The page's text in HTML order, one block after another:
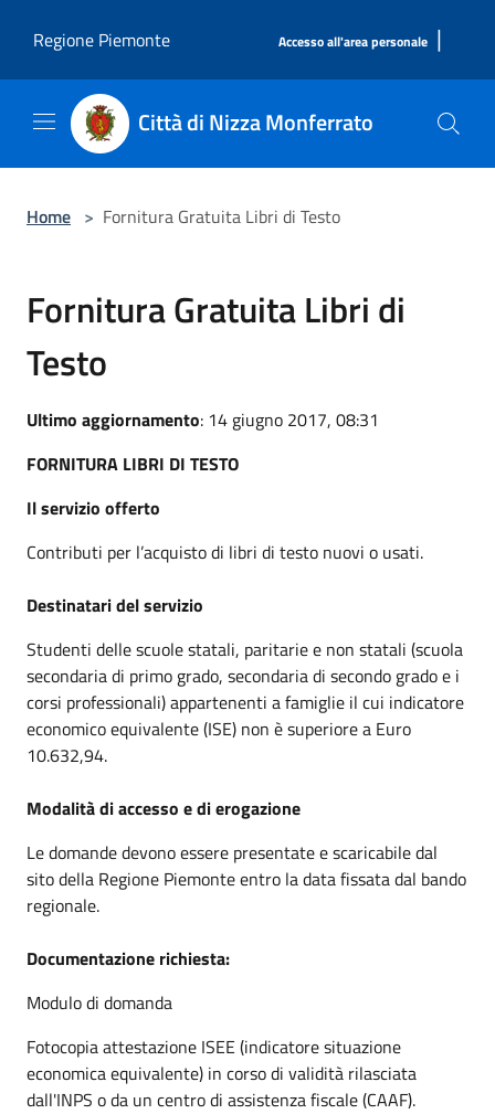
Regione Piemonte
Accesso all'area personale |
Città di Nizza Monferrato
Home > Fornitura Gratuita Libri di Testo
Fornitura Gratuita Libri di
Testo
Ultimo aggiornamento: 14 giugno 2017, 08:31
FORNITURA LIBRI DI TESTO
Il servizio offerto
Contributi per l’acquisto di libri di testo nuovi o usati.
Destinatari del servizio
Studenti delle scuole statali, paritarie e non statali (scuola
secondaria di primo grado, secondaria di secondo grado e i
corsi professionali) appartenenti a famiglie il cui indicatore
economico equivalente (ISE) non è superiore a Euro
10.632,94.
Modalità di accesso e di erogazione
Le domande devono essere presentate e scaricabile dal
sito della Regione Piemonte entro la data fissata dal bando
regionale.
Documentazione richiesta:
Modulo di domanda
Fotocopia attestazione ISEE (indicatore situazione
economica equivalente) in corso di validità rilasciata
dall'INPS o da un centro di assistenza fiscale (CAAF).